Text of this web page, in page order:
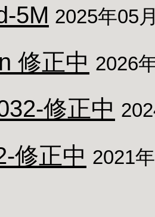
5M 2025年05
修正中 2026
修正中
修正中 2021